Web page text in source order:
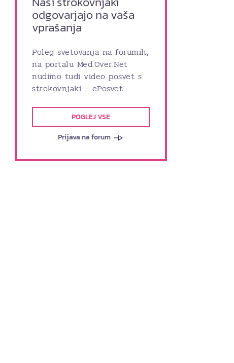
odgovarjajo na vaša
vprašanja
Poleg svetovanja na forumih,
na portalu Med.Over.Net
nudimo tudi video posvet s
strokovnjaki – ePosvet.
POGLEJ VSE
Prijava na forum